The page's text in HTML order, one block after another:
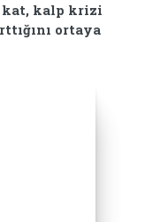
kat, kalp krizi
ortaya